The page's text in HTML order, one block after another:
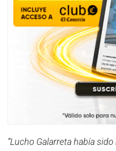
“Lucho Galarreta había